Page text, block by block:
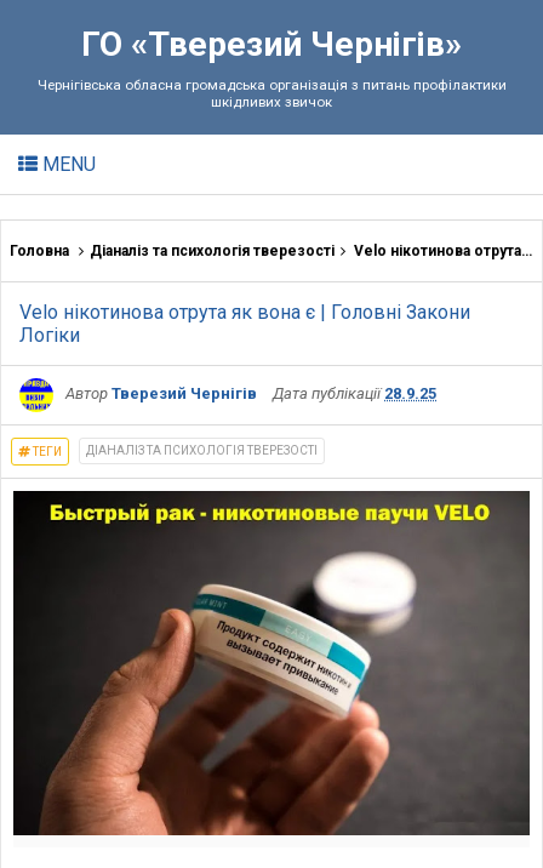
ГО «Тверезий Чернігів»
Чернігівська обласна громадська організація з питань профілактики
шкідливих звичок
MENU
Головна Діаналіз та психологія тверезості Velo нікотинова отрута як вона є | Головнi Закони Логіки
Velo нікотинова отрута як вона є | Головнi Закони
Логіки
Автор Тверезий Чернігів Дата публікації28.9.25
ТЕГИ ДІАНАЛІЗ ТА ПСИХОЛОГІЯ ТВЕРЕЗОСТІ